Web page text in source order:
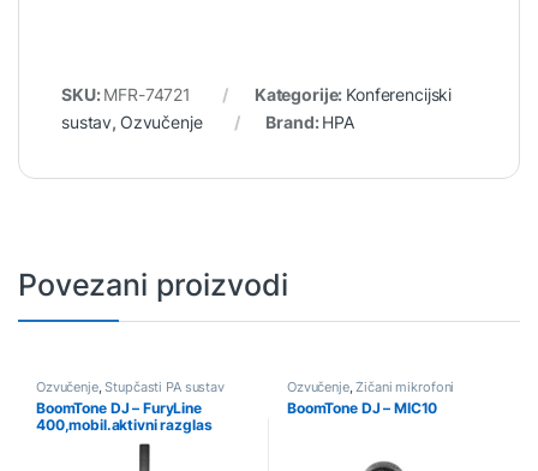
SKU:MFR-74721 Kategorije: Konferencijski
sustav, Ozvučenje Brand:HPA
Povezani proizvodi
Ozvučenje,Stupčasti PA sustav
BoomTone DJ – FuryLine
400,mobil.aktivni razglas
400W,BT/gitarski/torba
Ozvučenje,Žičani mikrofoni
BoomTone DJ – MIC10